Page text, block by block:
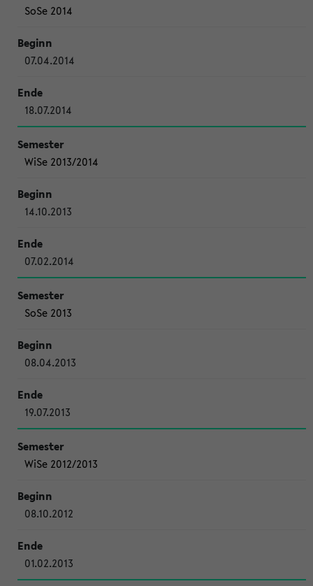
SoSe 2014
07.04.2014
18.07.2014
WiSe 2013/2014
14.10.2013
07.02.2014
SoSe 2013
08.04.2013
19.07.2013
WiSe 2012/2013
08.10.2012
01.02.2013